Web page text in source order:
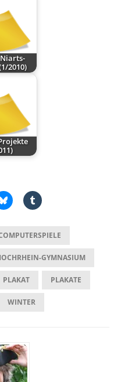
2010)
GYMNASIUM
PLAKAT PLAKATE
WINTER